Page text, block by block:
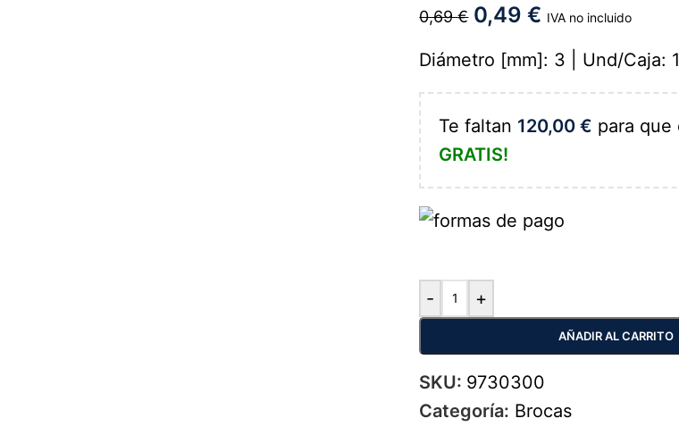
0,69€ 0,49€ IVA no incluido
Diámetro [mm]: 3 | Und/Caja:
Te faltan 120,00€ para que
GRATIS!
- +
AÑADIR AL CARRITO
SKU: 9730300
Categoría: Brocas